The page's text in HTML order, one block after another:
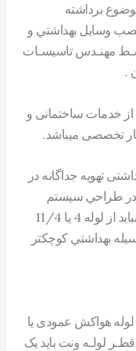
برداشته
وسايل بهداشتي و
مهنـدس تاسيسـات
.
خدمات ساختمانی و
تخصصی میباشد.
تهويه جداگانه در
در طراحي سيستم
فاضلاب محسوب ميشود قطر اين لوله ها نبايد از لوله 4 یا 11/4
بهداشتي کوچکتر
هواکش عمودی يا
از 12 متـر باشـد، قطـر لولـه ونت بايد يک